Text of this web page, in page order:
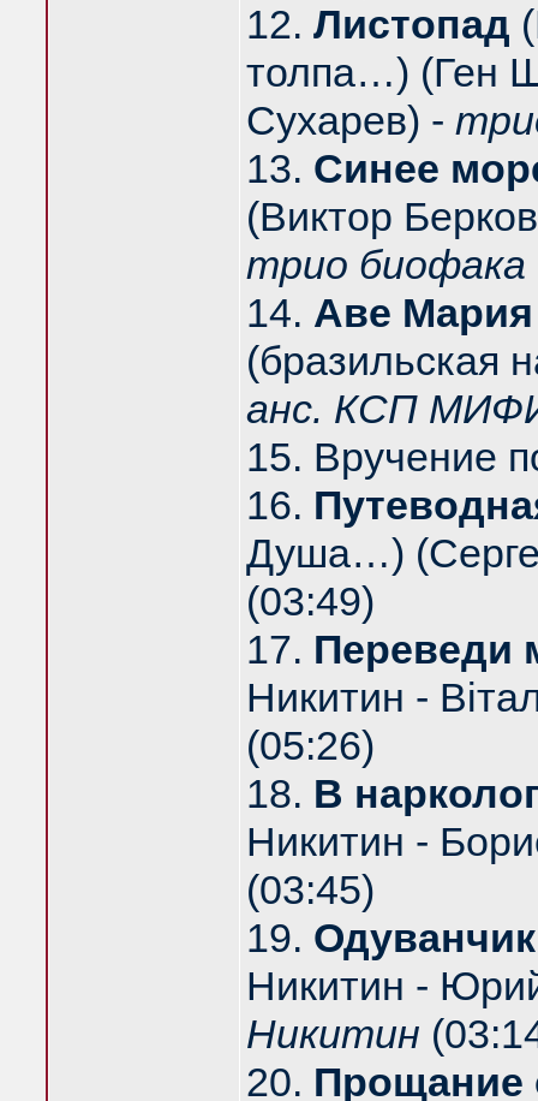
12. Листопад
толпа…) (Ген
Сухарев) -
13. Синее
(Виктор
трио
14. Аве Мария
(бразильская
анс. КСП
15. Вручение
16.
Душа…)
(03:49)
17. Переведи
Никитин -
(05:26)
18. В
Никитин -
(03:45)
19.
Никитин -
Никитин
20. Прощание